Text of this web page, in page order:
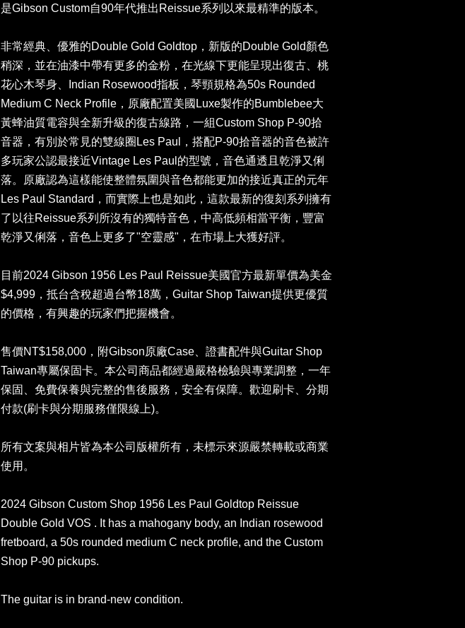
是Gibson Custom自90年代推出Reissue系列以來最精準的版本。
非常經典、優雅的Double Gold Goldtop，新版的Double Gold顏色
稍深，並在油漆中帶有更多的金粉，在光線下更能呈現出復古、桃
花心木琴身、Indian Rosewood指板，琴頸規格為50s Rounded
Medium C Neck Profile，原廠配置美國Luxe製作的Bumblebee大
黃蜂油質電容與全新升級的復古線路，一組Custom Shop P-90拾
音器，有別於常見的雙線圈Les Paul，搭配P-90拾音器的音色被許
多玩家公認最接近Vintage Les Paul的型號，音色通透且乾淨又俐
落。原廠認為這樣能使整體氛圍與音色都能更加的接近真正的元年
Les Paul Standard，而實際上也是如此，這款最新的復刻系列擁有
了以往Reissue系列所沒有的獨特音色，中高低頻相當平衡，豐富
乾淨又俐落，音色上更多了"空靈感"，在市場上大獲好評。
目前2024 Gibson 1956 Les Paul Reissue美國官方最新單價為美金
$4,999，抵台含稅超過台幣18萬，Guitar Shop Taiwan提供更優質
的價格，有興趣的玩家們把握機會。
售價NT$158,000，附Gibson原廠Case、證書配件與Guitar Shop
Taiwan專屬保固卡。本公司商品都經過嚴格檢驗與專業調整，一年
保固、免費保養與完整的售後服務，安全有保障。歡迎刷卡、分期
付款(刷卡與分期服務僅限線上)。
所有文案與相片皆為本公司版權所有，未標示來源嚴禁轉載或商業
使用。
2024 Gibson Custom Shop 1956 Les Paul Goldtop Reissue
Double Gold VOS . It has a mahogany body, an Indian rosewood
fretboard, a 50s rounded medium C neck profile, and the Custom
Shop P-90 pickups.
The guitar is in brand-new condition.